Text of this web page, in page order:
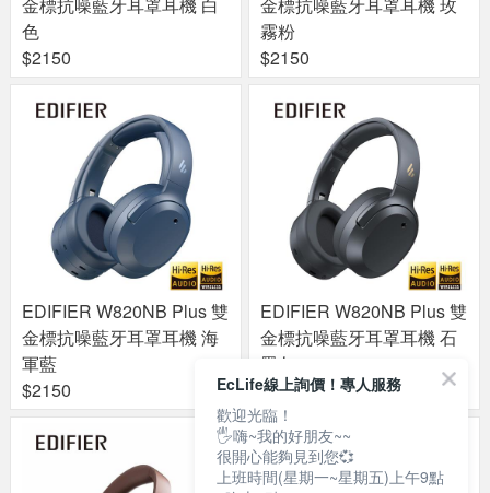
色
$2150
霧粉
$2150
EDIFIER W820NB Plus 雙
金標抗噪藍牙耳罩耳機 海
軍藍
$2150
EDIFIER W820NB Plus 雙
金標抗噪藍牙耳罩耳機 石
墨灰
$2150
EcLife線上詢價！專人服務
歡迎光臨！
🖐嗨~我的好朋友~~
很開心能夠見到您💞
上班時間(星期一~星期五)上午9點